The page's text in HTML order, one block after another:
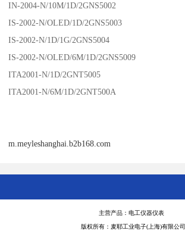
IN-2004-N/10M/1D/2GNS5002
IS-2002-N/OLED/1D/2GNS5003
IS-2002-N/1D/1G/2GNS5004
IS-2002-N/OLED/6M/1D/2GNS5009
ITA2001-N/1D/2GNT5005
ITA2001-N/6M/1D/2GNT500A
m.meyleshanghai.b2b168.com
主营产品：电工仪器仪表
版权所有：麦耶工业电子(上海)有限公司